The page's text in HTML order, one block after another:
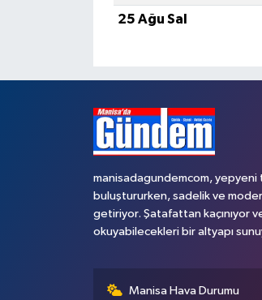
25 Ağu Sal
manisadagundemcom, yepyeni
buluştururken, sadelik ve
getiriyor. Şatafattan kaçınıyor
okuyabilecekleri bir altyapı
Manisa Hava Durumu